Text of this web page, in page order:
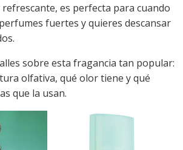
es perfecta para cuando
fuertes y quieres descansar
sobre esta fragancia tan popular:
olfativa, qué olor tiene y qué
que la usan.